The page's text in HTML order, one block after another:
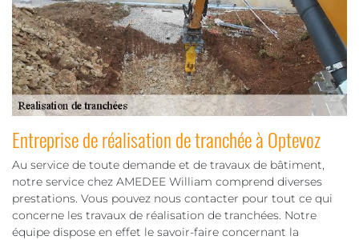
Entreprise de réalisation de tranchée à Optevoz
Au service de toute demande et de travaux de bâtiment,
notre service chez AMEDEE William comprend diverses
prestations. Vous pouvez nous contacter pour tout ce qui
concerne les travaux de réalisation de tranchées. Notre
équipe dispose en effet le savoir-faire concernant la